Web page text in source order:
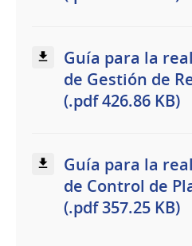
Guía para la
de Gestión de
(.pdf 426.86 KB)
Guía para la
de Control de
(.pdf 357.25 KB)